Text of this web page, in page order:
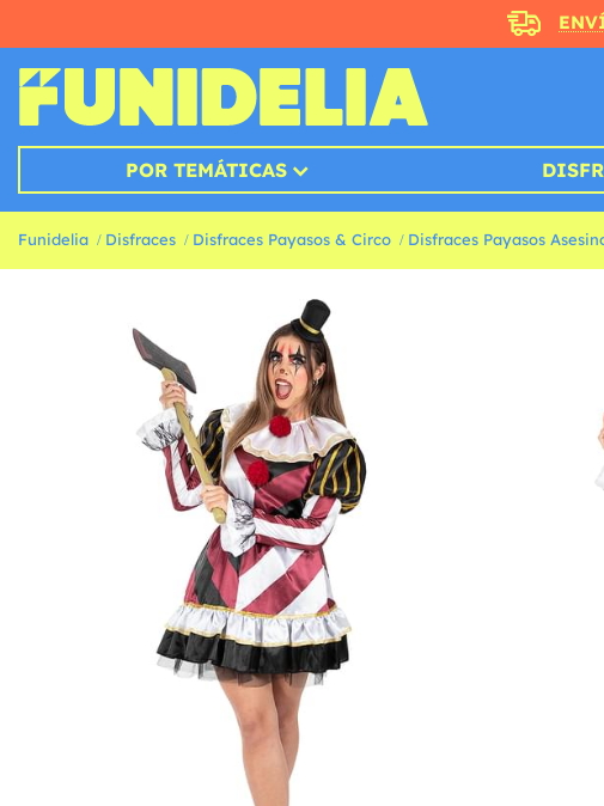
POR TEMÁTICAS
Funidelia Disfraces Disfraces Payasos & Circo Disfraces Payasos